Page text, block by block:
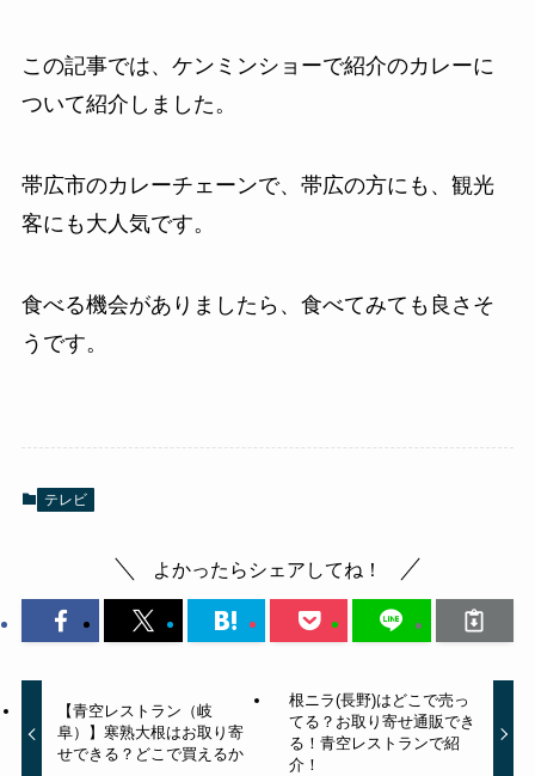
この記事では、ケンミンショーで紹介のカレーに
ついて紹介しました。
帯広市のカレーチェーンで、帯広の方にも、観光
客にも大人気です。
食べる機会がありましたら、食べてみても良さそ
うです。
テレビ
よかったらシェアしてね！
【青空レストラン（岐
阜）】寒熟大根はお取り寄
せできる？どこで買えるか
根ニラ(長野)はどこで売っ
てる？お取り寄せ通販でき
る！青空レストランで紹
介！